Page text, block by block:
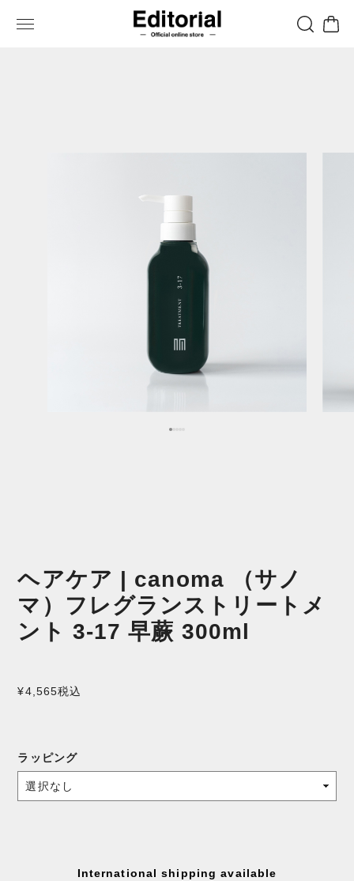
ヘアケア | canoma （サノ
マ）フレグランストリートメ
ント 3-17 早蕨 300ml
¥4,565税込
ラッピング
International shipping available